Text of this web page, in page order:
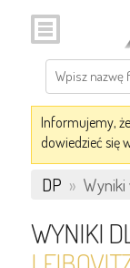
Informujemy,
dowiedzieć się
DP » Wyniki
WYNIKI